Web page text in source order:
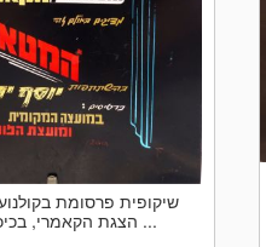
שיקופית פרסומת
הצגת הקאמרי, בכיכובו של יוסף ידין ...